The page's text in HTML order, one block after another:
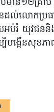
នដល់​លោកប្រ
អប់រំ យុវជននិ
ម្បីបង្កើនសុខ